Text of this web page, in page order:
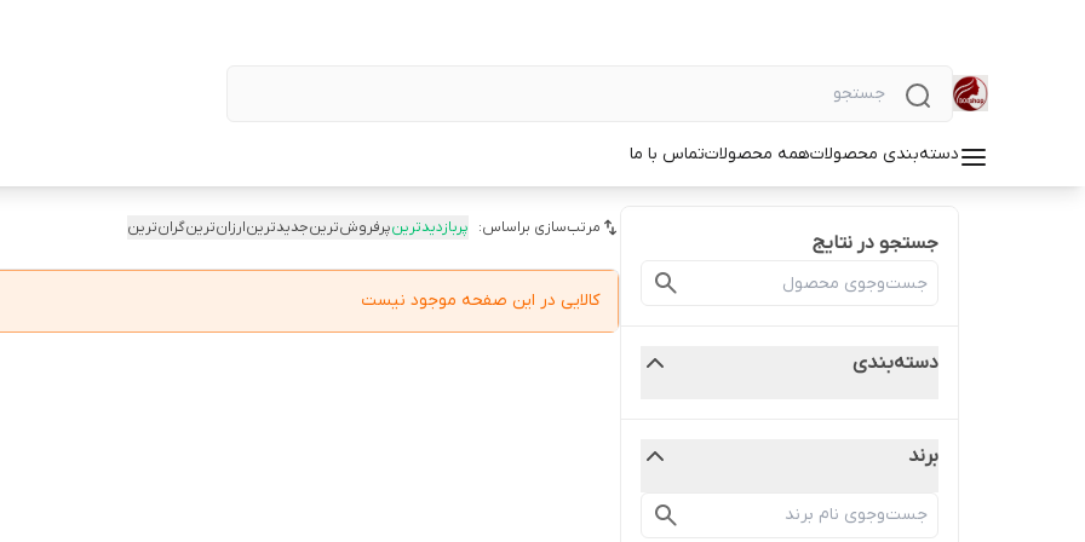
دسته‌بندی محصولاتهمه محصولاتتماس با ما
جستجو در نتایج
دسته‌بندی
برند
مرتب‌سازی براساس: پربازدیدترینپرفروش‌ترینجدیدترینارزان‌ترینگران‌ترین
کالایی در این صفحه موجود نیست